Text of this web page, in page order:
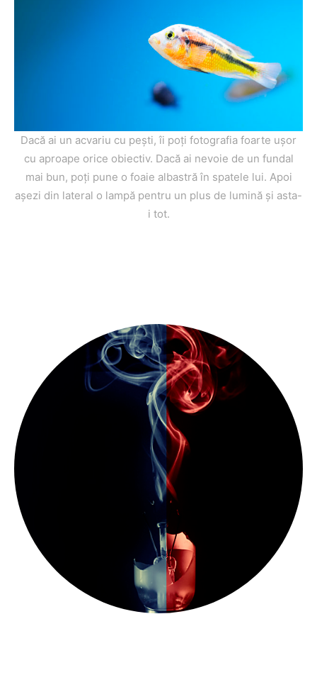
Dacă ai un acvariu cu pești, îi poți fotografia foarte ușor
cu aproape orice obiectiv. Dacă ai nevoie de un fundal
mai bun, poți pune o foaie albastră în spatele lui. Apoi
așezi din lateral o lampă pentru un plus de lumină și asta-
i tot.